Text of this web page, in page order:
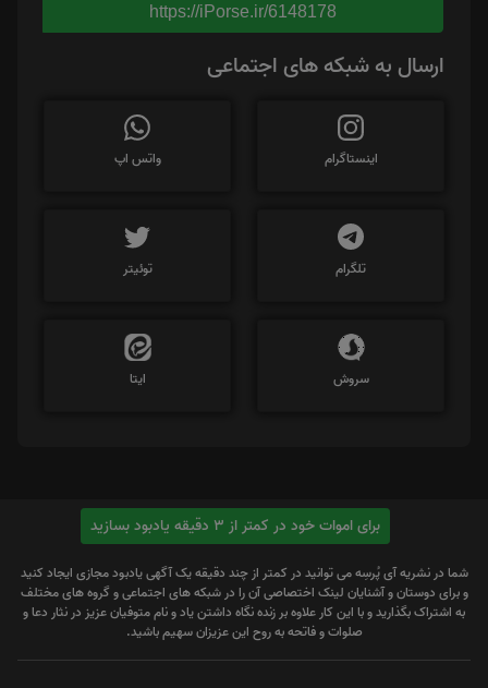
https://iPorse.ir/6148178
ارسال به شبکه های اجتماعی
اینستاگرام واتس اپ
تلگرام توئیتر
سروش ایتا
برای اموات خود در کمتر از 3 دقیقه یادبود بسازید
شما در نشریه آی پُرسِه می توانید در کمتر از چند دقیقه یک آگهی یادبود مجازی ایجاد کنید
و برای دوستان و آشنایان لینک اختصاصی آن را در شبکه های اجتماعی و گروه های مختلف
به اشتراک بگذارید و با این کار علاوه بر زنده نگاه داشتن یاد و نام متوفیان عزیز در نثار دعا و
صلوات و فاتحه به روح این عزیزان سهیم باشید.